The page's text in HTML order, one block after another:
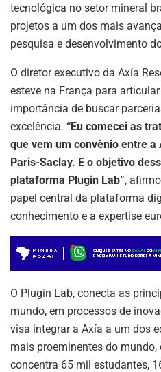
tecnológica no setor mineral
projetos a um dos mais
pesquisa e desenvolvimento
O diretor executivo da Axía
esteve na França para
importância de buscar
excelência. “Eu comecei as
que vem um convênio entre a
Paris-Saclay. E o objetivo
plataforma Plugin Lab”,
papel central da plataforma
conhecimento e a expertise
O Plugin Lab, conecta as
mundo, em processos de
visa integrar a Axía a um dos
mais proeminentes do mundo,
concentra 65 mil estudantes,